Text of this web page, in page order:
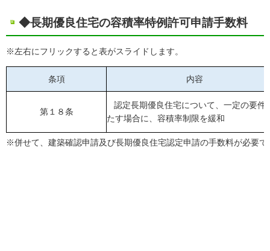
◆長期優良住宅の容積率特例許可申請手数料
※左右にフリックすると表がスライドします。
条項 内容
第１８条
認定長期優良住宅について、一定の要件
たす場合に、容積率制限を緩和
※併せて、建築確認申請及び長期優良住宅認定申請の手数料が必要で